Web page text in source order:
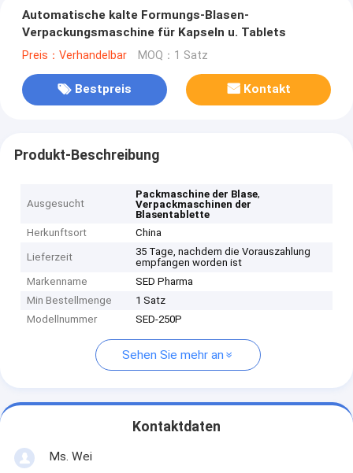
Automatische kalte Formungs-Blasen-
Verpackungsmaschine für Kapseln u. Tablets
Preis：Verhandelbar MOQ：1 Satz
Bestpreis Kontakt
Produkt-Beschreibung
Ausgesucht
Packmaschine der Blase,
Verpackmaschinen der
Blasentablette
Herkunftsort
China
Lieferzeit
35 Tage, nachdem die Vorauszahlung
empfangen worden ist
Markenname
SED Pharma
Min Bestellmenge
1 Satz
Modellnummer
SED-250P
Sehen Sie mehr an
Kontaktdaten
Ms. Wei